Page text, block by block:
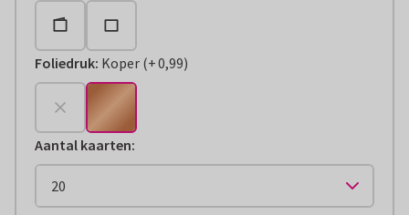
Foliedruk: Koper (
+€ 0,99
+0,99)
Aantal kaarten: